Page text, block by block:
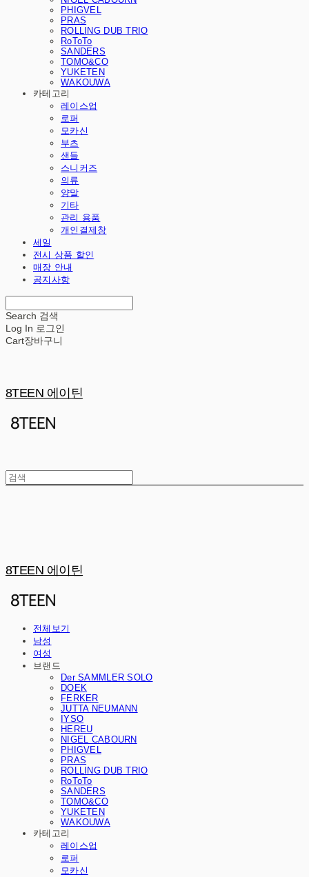
PHIGVEL
PRAS
ROLLING DUB TRIO
RoToTo
SANDERS
TOMO&CO
YUKETEN
WAKOUWA
카테고리
레이스업
로퍼
모카신
부츠
샌들
스니커즈
의류
양말
기타
관리 용품
개인결제창
세일
전시 상품 할인
매장 안내
공지사항
Search 검색
Log In 로그인
Cart장바구니
8TEEN 에이틴
8TEEN 에이틴
전체보기
남성
여성
브랜드
Der SAMMLER SOLO
DOEK
FERKER
JUTTA NEUMANN
IYSO
HEREU
NIGEL CABOURN
PHIGVEL
PRAS
ROLLING DUB TRIO
RoToTo
SANDERS
TOMO&CO
YUKETEN
WAKOUWA
카테고리
레이스업
로퍼
모카신